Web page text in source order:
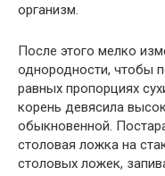
организм.
После этого мелко
однородности, чтобы
равных пропорциях
корень девясила
обыкновенной.
столовая ложка на
столовых ложек,